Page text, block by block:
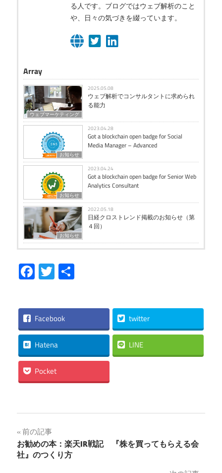
る人です。ブログではウェブ解析のこと
や、日々の気づきを綴っています。
Array
ウェブマーケティング
2025.05.08
ウェブ解析でコンサルタントに求められ
る能力
お知らせ
2023.04.28
Got a blockchain open badge for Social
Media Manager – Advanced
お知らせ
2023.04.24
Got a blockchain open badge for Senior Web
Analytics Consultant
お知らせ
2022.05.18
日経クロストレンド掲載のお知らせ（第
４回）
Facebook
Twitter
Facebook twitter
Hatena LINE
Pocket
投
稿
前の記事
お勧めの本：楽天IR戦記 『株を買ってもらえる会
社』のつくり方